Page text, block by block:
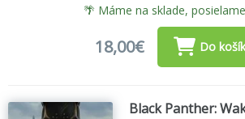
🌴 Máme na sklade,
18,00€ Do
Black Panther: